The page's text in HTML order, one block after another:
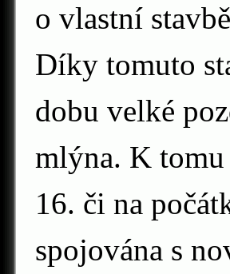
o vlastní
Díky tomuto
dobu velké
mlýna. K
16. či na
spojována s